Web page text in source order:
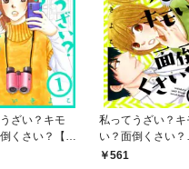
ざい？キモ
くさい？【マ
（１）
私ってうざい？キ
い？面倒くさい？
（１）
561